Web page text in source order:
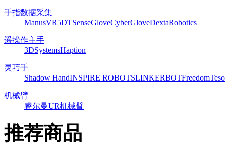
手指数据采集
ManusVR5DTSenseGloveCyberGloveDextaRobotics
遥操作主手
3DSystemsHaption
灵巧手
Shadow HandINSPIRE ROBOTSLINKERBOTFreedom
机械臂
睿尔曼UR机械臂
推荐商品